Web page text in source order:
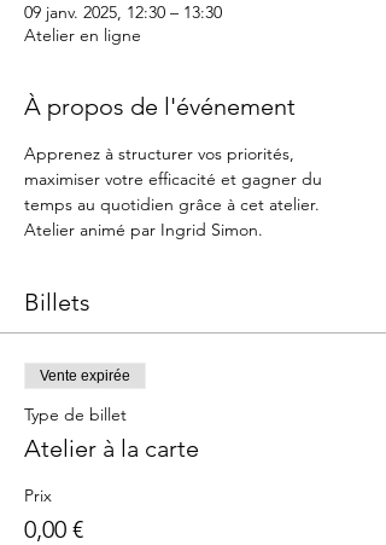
09 janv. 2025, 12:30 – 13:30
Atelier en ligne
À propos de l'événement
Apprenez à structurer vos priorités,
maximiser votre efficacité et gagner du
temps au quotidien grâce à cet atelier.
Atelier animé par Ingrid Simon.
Billets
Vente expirée
Type de billet
Atelier à la carte
Prix
0,00 €